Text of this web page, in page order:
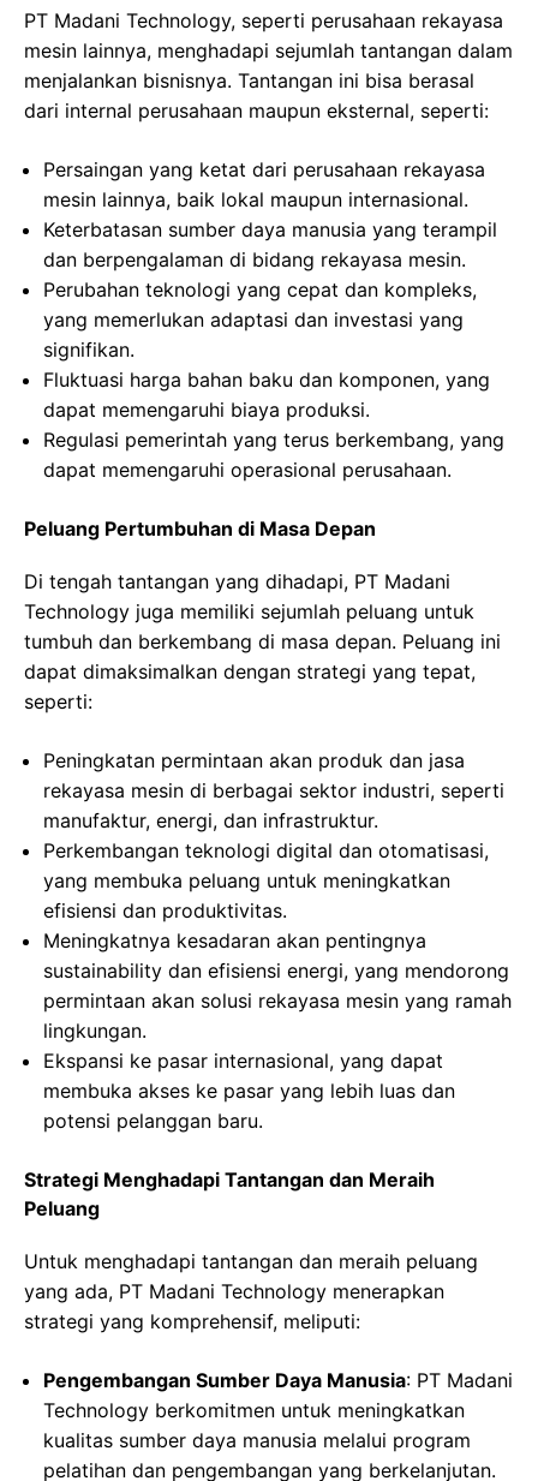
PT Madani Technology, seperti perusahaan rekayasa
mesin lainnya, menghadapi sejumlah tantangan dalam
menjalankan bisnisnya. Tantangan ini bisa berasal
dari internal perusahaan maupun eksternal, seperti:
Persaingan yang ketat dari perusahaan rekayasa
mesin lainnya, baik lokal maupun internasional.
Keterbatasan sumber daya manusia yang terampil
dan berpengalaman di bidang rekayasa mesin.
Perubahan teknologi yang cepat dan kompleks,
yang memerlukan adaptasi dan investasi yang
signifikan.
Fluktuasi harga bahan baku dan komponen, yang
dapat memengaruhi biaya produksi.
Regulasi pemerintah yang terus berkembang, yang
dapat memengaruhi operasional perusahaan.
Peluang Pertumbuhan di Masa Depan
Di tengah tantangan yang dihadapi, PT Madani
Technology juga memiliki sejumlah peluang untuk
tumbuh dan berkembang di masa depan. Peluang ini
dapat dimaksimalkan dengan strategi yang tepat,
seperti:
Peningkatan permintaan akan produk dan jasa
rekayasa mesin di berbagai sektor industri, seperti
manufaktur, energi, dan infrastruktur.
Perkembangan teknologi digital dan otomatisasi,
yang membuka peluang untuk meningkatkan
efisiensi dan produktivitas.
Meningkatnya kesadaran akan pentingnya
sustainability dan efisiensi energi, yang mendorong
permintaan akan solusi rekayasa mesin yang ramah
lingkungan.
Ekspansi ke pasar internasional, yang dapat
membuka akses ke pasar yang lebih luas dan
potensi pelanggan baru.
Strategi Menghadapi Tantangan dan Meraih
Peluang
Untuk menghadapi tantangan dan meraih peluang
yang ada, PT Madani Technology menerapkan
strategi yang komprehensif, meliputi:
Pengembangan Sumber Daya Manusia: PT Madani
Technology berkomitmen untuk meningkatkan
kualitas sumber daya manusia melalui program
pelatihan dan pengembangan yang berkelanjutan.